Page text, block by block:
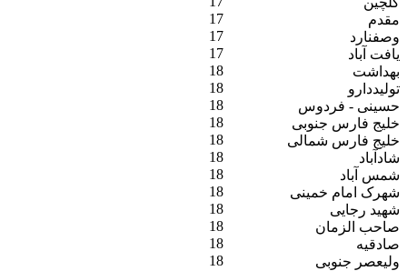
مقدم
17
وصفنارد
17
یافت آباد
17
بهداشت
18
تولیددارو
18
حسینی - فردوس
18
خلیج فارس جنوبی
18
خلیج فارس شمالی
18
شادآباد
18
شمس آباد
18
شهرک امام خمینی
18
شهید رجایی
18
صاحب الزمان
18
صادقیه
18
ولیعصر جنوبی
18